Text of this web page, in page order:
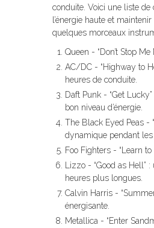
conduite. Voici une liste
l’énergie haute et
quelques morceaux
Queen - “Don’t Stop
AC/DC - “Highway to
heures de conduite.
Daft Punk - “Get
bon niveau d’énergie.
The Black Eyed Peas -
dynamique pendant les
Foo Fighters - “Learn
Lizzo - “Good as
heures plus longues.
Calvin Harris -
énergisante.
Metallica - “Enter